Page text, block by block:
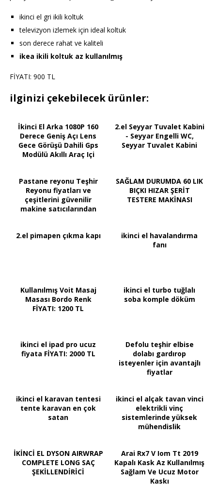
ikinci el gri ikili koltuk
televizyon izlemek için ideal koltuk
son derece rahat ve kaliteli
ikea ikili koltuk az kullanılmış
FİYATI: 900 TL
ilginizi çekebilecek ürünler:
İkinci El Arka 1080P 160
Derece Geniş Açı Lens
Gece Görüşü Dahili Gps
Modülü Akıllı Araç Içi
2.el Seyyar Tuvalet Kabini
- Seyyar Engelli WC,
Seyyar Tuvalet Kabini
Pastane reyonu Teşhir
Reyonu fiyatları ve
çeşitlerini güvenilir
makine satıcılarından
SAĞLAM DURUMDA 60 LIK
BIÇKI HIZAR ŞERİT
TESTERE MAKİNASI
2.el pimapen çıkma kapı
ikinci el havalandırma
fanı
Kullanılmış Voit Masaj
Masası Bordo Renk
FİYATI: 1200 TL
ikinci el turbo tuğlalı
soba komple döküm
ikinci el ipad pro ucuz
fiyata FİYATI: 2000 TL
Defolu teşhir elbise
dolabı gardırop
isteyenler için avantajlı
fiyatlar
ikinci el karavan tentesi
tente karavan en çok
satan
ikinci el alçak tavan vinci
elektrikli vinç
sistemlerinde yüksek
mühendislik
İKİNCİ EL DYSON AIRWRAP
COMPLETE LONG SAÇ
ŞEKİLLENDİRİCİ
Arai Rx7 V Iom Tt 2019
Kapalı Kask Az Kullanılmış
Sağlam Ve Ucuz Motor
Kaskı